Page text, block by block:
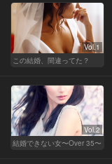
Vol.1
この結婚、間違ってた？
Vol.2
結婚できない女〜Over 35〜